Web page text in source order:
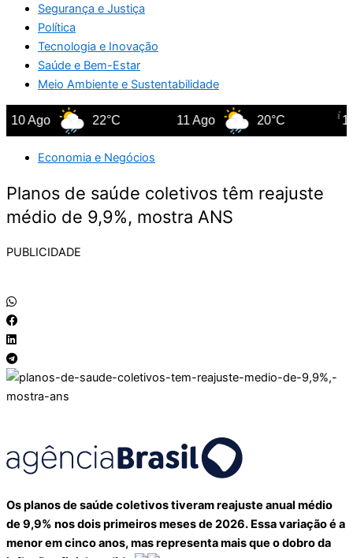
Segurança e Justiça
Política
Tecnologia e Inovação
Saúde e Bem-Estar
Meio Ambiente e Sustentabilidade
Ago 22°C 11 Ago 20°C 12
Economia e Negócios
Planos de saúde coletivos têm reajuste
médio de 9,9%, mostra ANS
PUBLICIDADE
Os planos de saúde coletivos tiveram reajuste anual médio
de 9,9% nos dois primeiros meses de 2026. Essa variação é a
menor em cinco anos, mas representa mais que o dobro da